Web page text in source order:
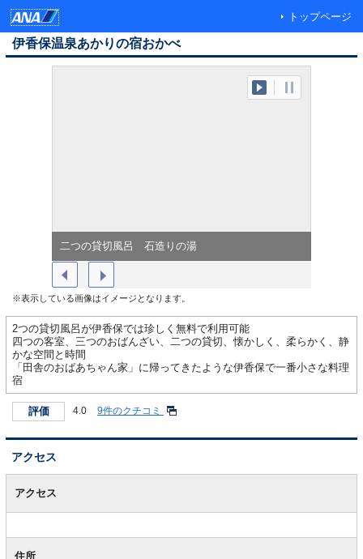
トップページ
伊香保温泉あかりの宿おかべ
二つの貸切風呂 石造りの湯
※表示している画像はイメージとなります。
2つの貸切風呂が伊香保では珍しく無料で利用可能
四つの客室、三つのおばんざい、二つの貸切、懐かしく、柔らかく、静
かな空間と時間
「田舎のおばあちゃん家」に帰ってきたような伊香保で一番小さな料理
宿
評価 4.0 9件のクチコミ
アクセス
アクセス
住所